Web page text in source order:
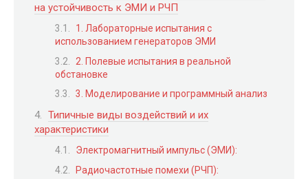
на устойчивость к ЭМИ и РЧП
1. Лабораторные испытания с
использованием генераторов ЭМИ
2. Полевые испытания в реальной
обстановке
3. Моделирование и программный анализ
Типичные виды воздействий и их
характеристики
Электромагнитный импульс (ЭМИ):
Радиочастотные помехи (РЧП):